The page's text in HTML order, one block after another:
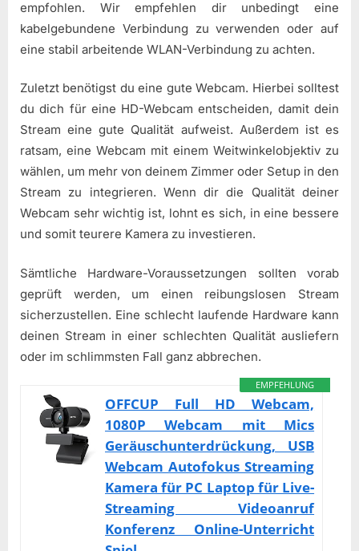
empfohlen. Wir empfehlen dir unbedingt eine
kabelgebundene Verbindung zu verwenden oder auf
eine stabil arbeitende WLAN-Verbindung zu achten.
Zuletzt benötigst du eine gute Webcam. Hierbei solltest
du dich für eine HD-Webcam entscheiden, damit dein
Stream eine gute Qualität aufweist. Außerdem ist es
ratsam, eine Webcam mit einem Weitwinkelobjektiv zu
wählen, um mehr von deinem Zimmer oder Setup in den
Stream zu integrieren. Wenn dir die Qualität deiner
Webcam sehr wichtig ist, lohnt es sich, in eine bessere
und somit teurere Kamera zu investieren.
Sämtliche Hardware-Voraussetzungen sollten vorab
geprüft werden, um einen reibungslosen Stream
sicherzustellen. Eine schlecht laufende Hardware kann
deinen Stream in einer schlechten Qualität ausliefern
oder im schlimmsten Fall ganz abbrechen.
EMPFEHLUNG
OFFCUP Full HD Webcam,
1080P Webcam mit Mics
Geräuschunterdrückung, USB
Webcam Autofokus Streaming
Kamera für PC Laptop für Live-
Streaming Videoanruf
Konferenz Online-Unterricht